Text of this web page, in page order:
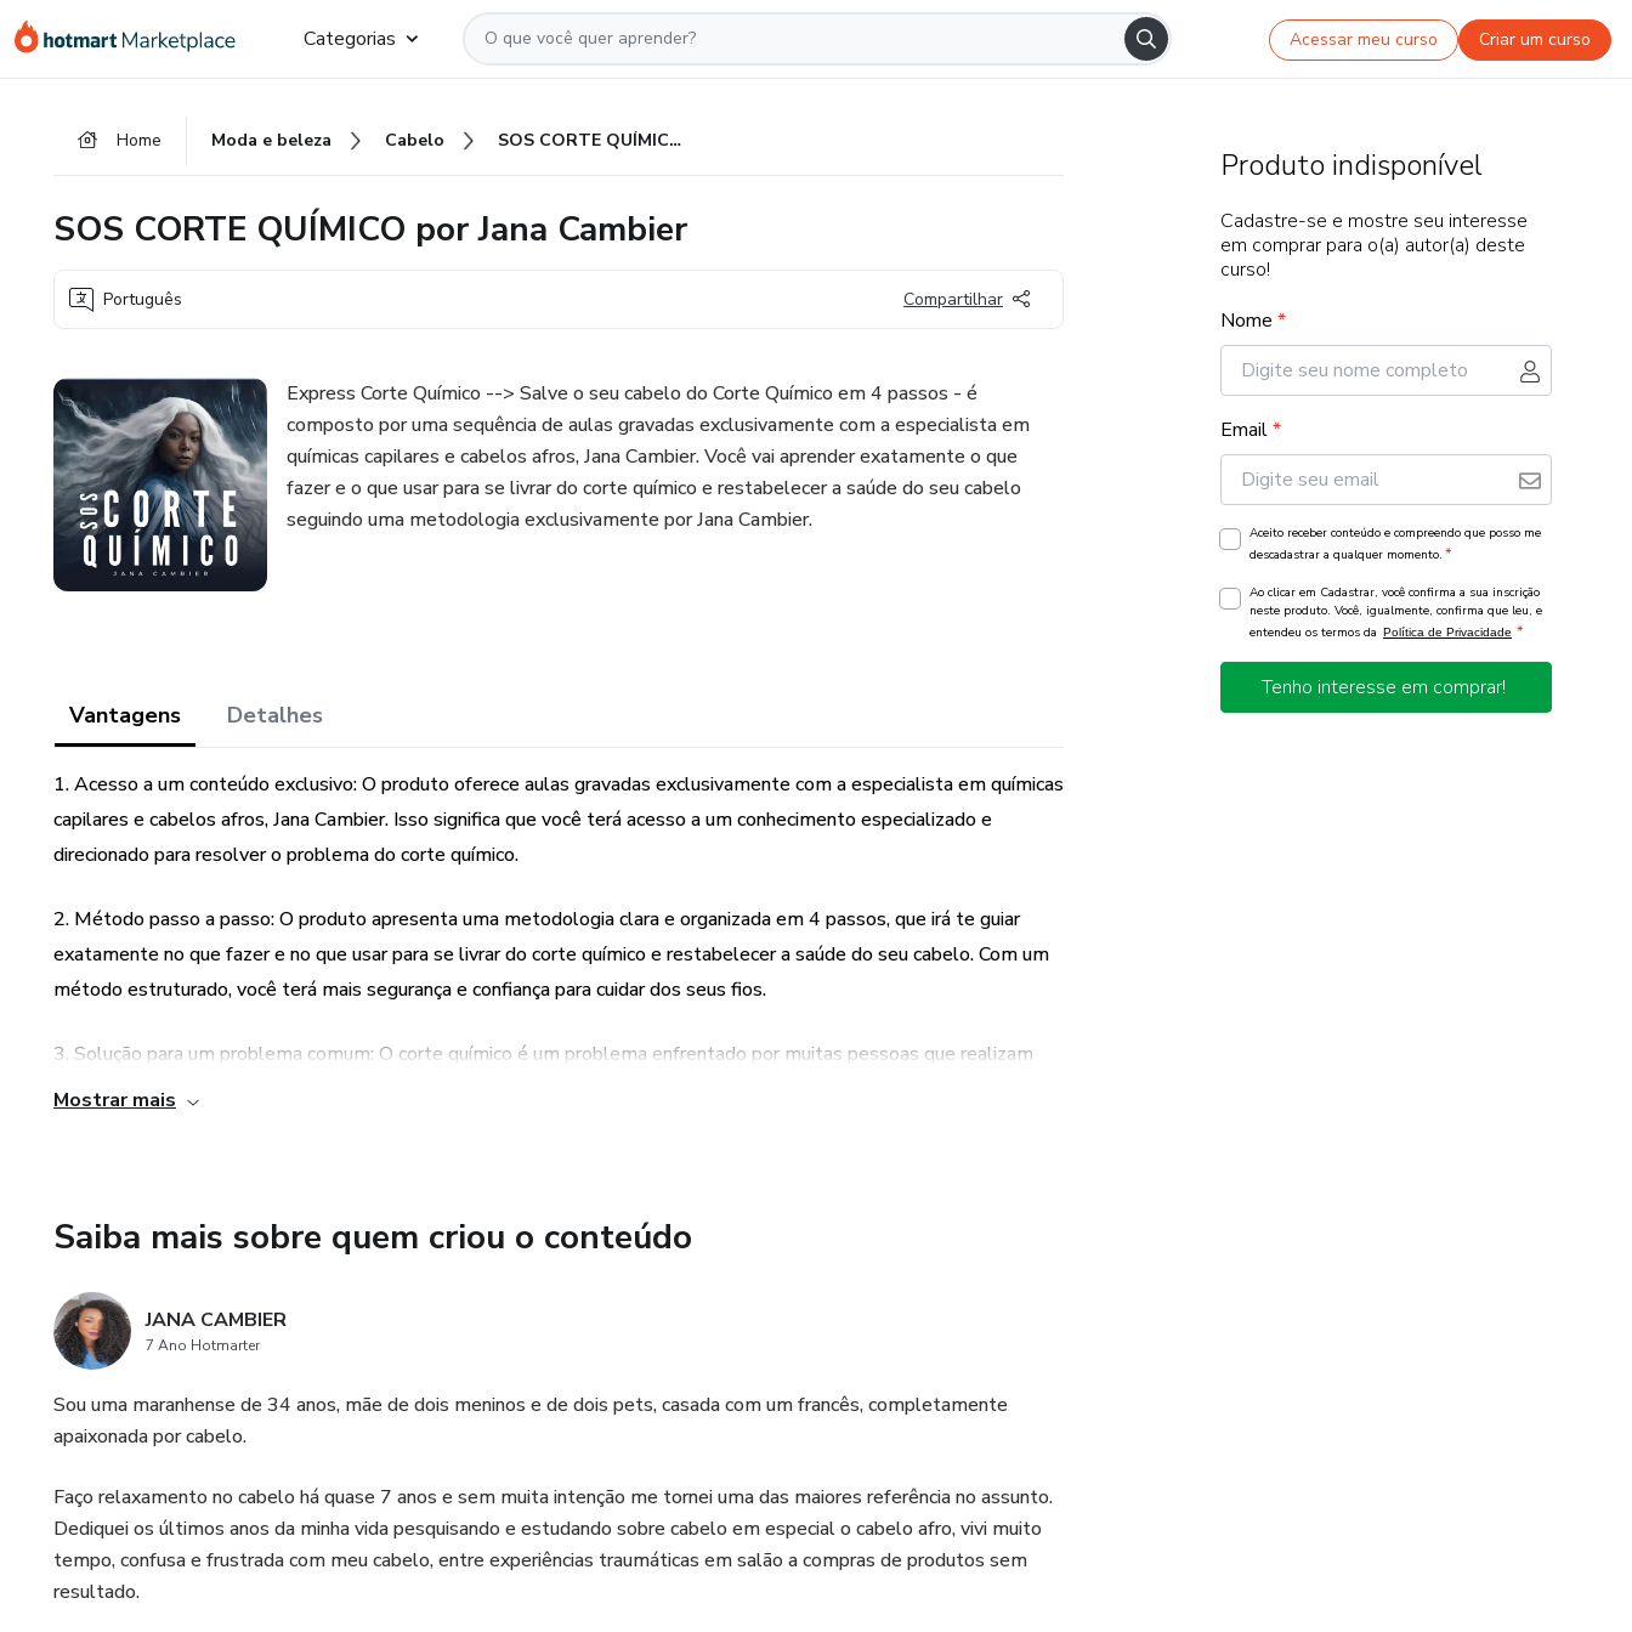
para
para
para
Categorias Acessar meu curso Criar um curso
Home Moda e beleza Cabelo SOS CORTE QUÍMICO por Jana Cambier
SOS CORTE QUÍMICO por Jana Cambier
Português Compartilhar
Express Corte Químico --> Salve o seu cabelo do Corte Químico em 4 passos - é
composto por uma sequência de aulas gravadas exclusivamente com a especialista em
químicas capilares e cabelos afros, Jana Cambier. Você vai aprender exatamente o que
fazer e o que usar para se livrar do corte químico e restabelecer a saúde do seu cabelo
seguindo uma metodologia exclusivamente por Jana Cambier.
Vantagens Detalhes
1. Acesso a um conteúdo exclusivo: O produto oferece aulas gravadas exclusivamente com a especialista em químicas
capilares e cabelos afros, Jana Cambier. Isso significa que você terá acesso a um conhecimento especializado e
direcionado para resolver o problema do corte químico.
2. Método passo a passo: O produto apresenta uma metodologia clara e organizada em 4 passos, que irá te guiar
exatamente no que fazer e no que usar para se livrar do corte químico e restabelecer a saúde do seu cabelo. Com um
método estruturado, você terá mais segurança e confiança para cuidar dos seus fios.
3. Solução para um problema comum: O corte químico é um problema enfrentado por muitas pessoas que realizam
procedimentos químicos nos cabelos. Com o Express Corte Químico, você terá uma solução específica e eficaz para
acordo com a sua disponibilidade de tempo. Você poderá rever as aulas quantas vezes quiser, garantindo assim um
aprendizado completo e a assimilação de todas as informações necessárias para cuidar do seu cabelo de forma
adequada.
Mostrar mais
Saiba mais sobre quem criou o conteúdo
JANA CAMBIER
7 Ano Hotmarter
Sou uma maranhense de 34 anos, mãe de dois meninos e de dois pets, casada com um francês, completamente
apaixonada por cabelo.
Faço relaxamento no cabelo há quase 7 anos e sem muita intenção me tornei uma das maiores referência no assunto.
Dediquei os últimos anos da minha vida pesquisando e estudando sobre cabelo em especial o cabelo afro, vivi muito
tempo, confusa e frustrada com meu cabelo, entre experiências traumáticas em salão a compras de produtos sem
resultado.
Produto indisponível
Cadastre-se e mostre seu interesse
em comprar para o(a) autor(a) deste
curso!
Nome *
Email*
Aceito receber conteúdo e compreendo que posso me
descadastrar a qualquer momento. *
Ao clicar em Cadastrar, você confirma a sua inscrição
neste produto. Você, igualmente, confirma que leu, e
entendeu os termos da Política de Privacidade *
Tenho interesse em comprar!